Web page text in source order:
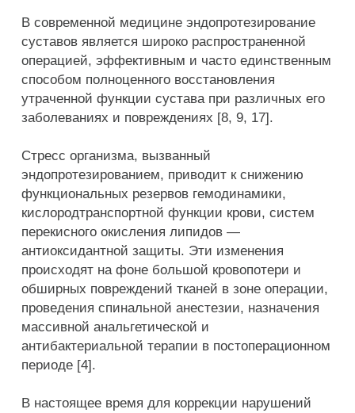
В современной медицине эндопротезирование
суставов является широко распространенной
операцией, эффективным и часто единственным
способом полноценного восстановления
утраченной функции сустава при различных его
заболеваниях и повреждениях [8, 9, 17].
Стресс организма, вызванный
эндопротезированием, приводит к снижению
функциональных резервов гемодинамики,
кислородтранспортной функции крови, систем
перекисного окисления липидов —
антиоксидантной защиты. Эти изменения
происходят на фоне большой кровопотери и
обширных повреждений тканей в зоне операции,
проведения спинальной анестезии, назначения
массивной анальгетической и
антибактериальной терапии в постоперационном
периоде [4].
В настоящее время для коррекции нарушений